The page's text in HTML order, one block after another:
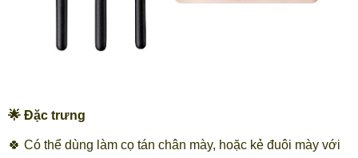
🌟 Đặc trưng
🍀 Có thể dùng làm cọ tán chân mày, hoặc kẻ đuôi mày với